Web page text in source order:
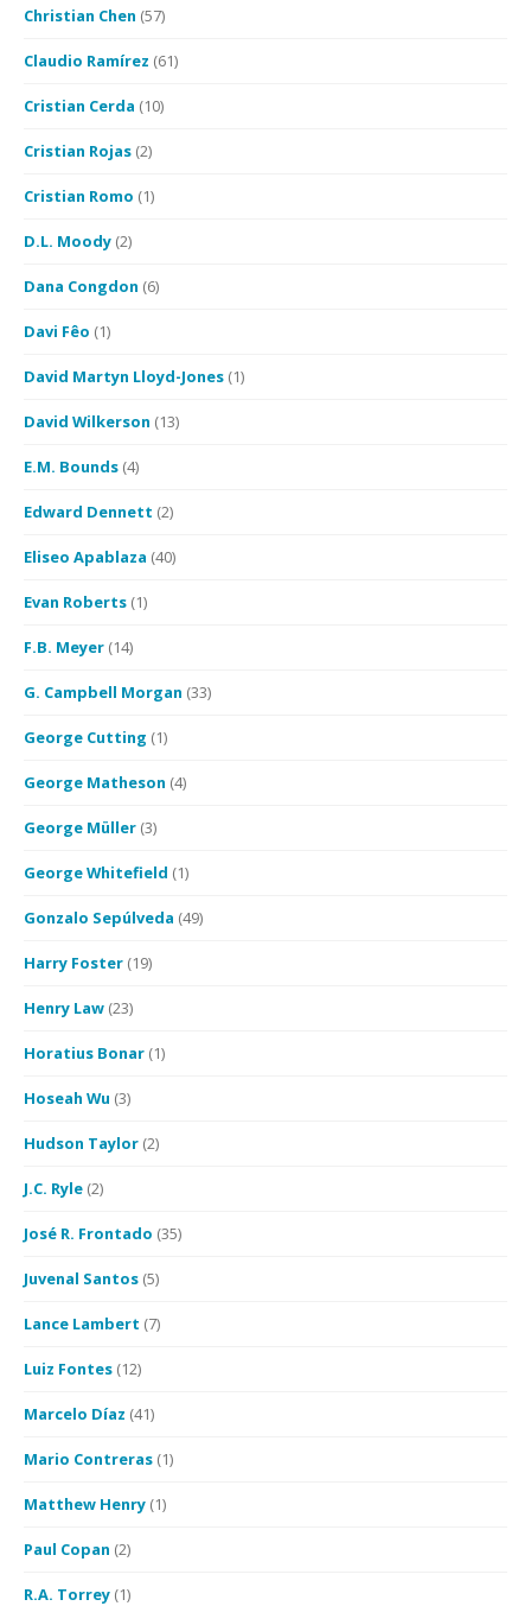
Christian Chen (57)
Claudio Ramírez (61)
Cristian Cerda (10)
Cristian Rojas (2)
Cristian Romo (1)
D.L. Moody (2)
Dana Congdon (6)
Davi Fêo (1)
David Martyn Lloyd-Jones (1)
David Wilkerson (13)
E.M. Bounds (4)
Edward Dennett (2)
Eliseo Apablaza (40)
Evan Roberts (1)
F.B. Meyer (14)
G. Campbell Morgan (33)
George Cutting (1)
George Matheson (4)
George Müller (3)
George Whitefield (1)
Gonzalo Sepúlveda (49)
Harry Foster (19)
Henry Law (23)
Horatius Bonar (1)
Hoseah Wu (3)
Hudson Taylor (2)
J.C. Ryle (2)
José R. Frontado (35)
Juvenal Santos (5)
Lance Lambert (7)
Luiz Fontes (12)
Marcelo Díaz (41)
Mario Contreras (1)
Matthew Henry (1)
Paul Copan (2)
R.A. Torrey (1)